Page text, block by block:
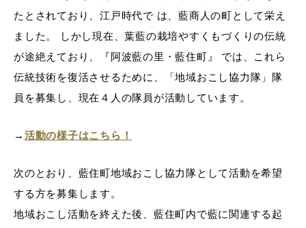
たとされており、江戸時代で は、藍商人の町として栄え
ました。 しかし現在、葉藍の栽培やすくもづくりの伝統
が途絶えており、『阿波藍の里・藍住町』 では、これら
伝統技術を復活させるために、「地域おこし協力隊」隊
員を募集し、現在４人の隊員が活動しています。
→ 活動の様子はこちら！
次のとおり、藍住町地域おこし協力隊として活動を希望
する方を募集します。
地域おこし活動を終えた後、藍住町内で藍に関連する起